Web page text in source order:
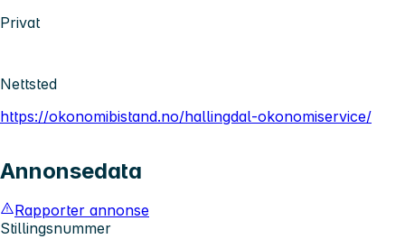
Privat
Nettsted
https://okonomibistand.no/hallingdal-okonomiservice/
Annonsedata
Rapporter annonse
Stillingsnummer